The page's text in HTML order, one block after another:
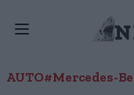
AUTO#Mercedes-